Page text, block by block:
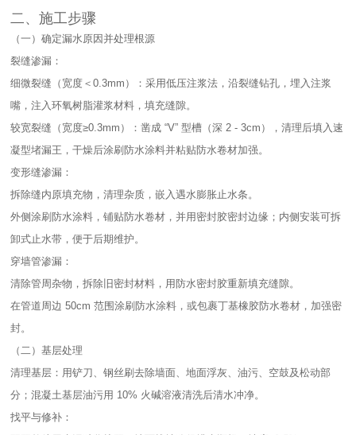
二、施工步骤​
（一）确定漏水原因并处理根源​
裂缝渗漏：​
细微裂缝（宽度＜0.3mm）：采用低压注浆法，沿裂缝钻孔，埋入注浆
嘴，注入环氧树脂灌浆材料，填充缝隙。​
较宽裂缝（宽度≥0.3mm）：凿成 “V” 型槽（深 2 - 3cm），清理后填入速
凝型堵漏王，干燥后涂刷防水涂料并粘贴防水卷材加强。​
变形缝渗漏：​
拆除缝内原填充物，清理杂质，嵌入遇水膨胀止水条。​
外侧涂刷防水涂料，铺贴防水卷材，并用密封胶密封边缘；内侧安装可拆
卸式止水带，便于后期维护。​
穿墙管渗漏：​
清除管周杂物，拆除旧密封材料，用防水密封胶重新填充缝隙。​
在管道周边 50cm 范围涂刷防水涂料，或包裹丁基橡胶防水卷材，加强密
封。​
（二）基层处理​
清理基层：用铲刀、钢丝刷去除墙面、地面浮灰、油污、空鼓及松动部
分；混凝土基层油污用 10% 火碱溶液清洗后清水冲净。​
找平与修补：​